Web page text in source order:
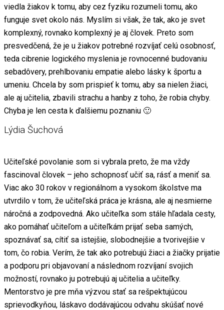
viedla žiakov k tomu, aby cez fyziku rozumeli tomu, ako
funguje svet okolo nás. Myslím si však, že tak, ako je svet
komplexný, rovnako komplexný je aj človek. Preto som
presvedčená, že je u žiakov potrebné rozvíjať celú osobnosť,
teda cibrenie logického myslenia je rovnocenné budovaniu
sebadôvery, prehlbovaniu empatie alebo lásky k športu a
umeniu. Chcela by som prispieť k tomu, aby sa nielen žiaci,
ale aj učitelia, zbavili strachu a hanby z toho, že robia chyby.
Chyba je len cesta k ďalšiemu poznaniu 🙂
Lýdia Šuchová
Učiteľské povolanie som si vybrala preto, že ma vždy
fascinoval človek – jeho schopnosť učiť sa, rásť a meniť sa.
Viac ako 30 rokov v regionálnom a vysokom školstve ma
utvrdilo v tom, že učiteľská práca je krásna, ale aj nesmierne
náročná a zodpovedná. Ako učiteľka som stále hľadala cesty,
ako pomáhať učiteľom a učiteľkám prijať seba samých,
spoznávať sa, cítiť sa istejšie, slobodnejšie a tvorivejšie v
tom, čo robia. Verím, že tak ako potrebujú žiaci a žiačky prijatie
a podporu pri objavovaní a následnom rozvíjaní svojich
možností, rovnako ju potrebujú aj učitelia a učiteľky.
Mentorstvo je pre mňa výzvou stať sa rešpektujúcou
sprievodkyňou, láskavo dodávajúcou odvahu skúšať nové